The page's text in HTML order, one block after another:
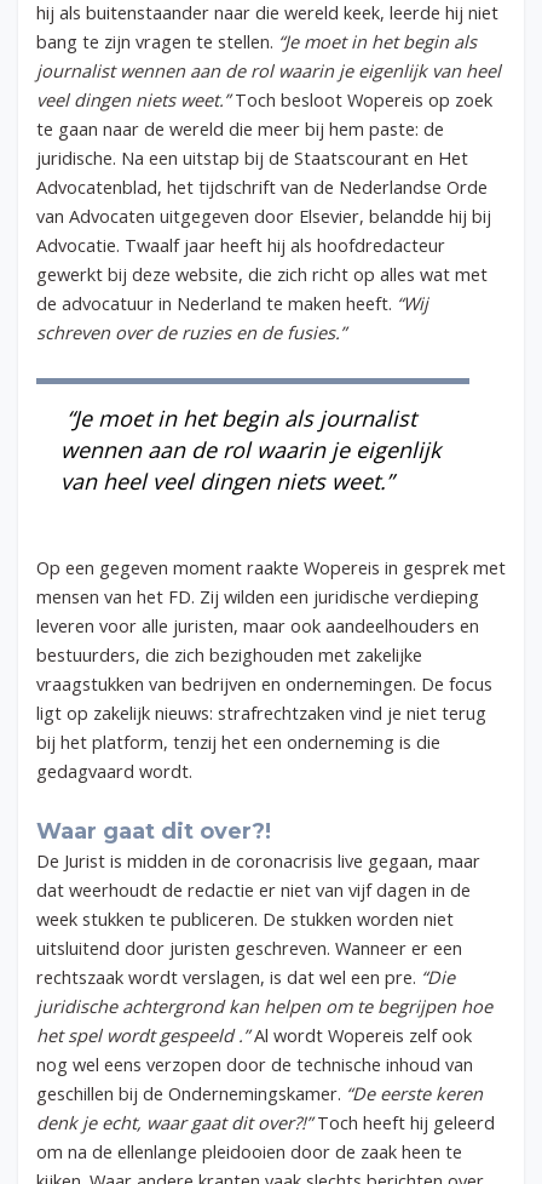
hij als buitenstaander naar die wereld keek, leerde hij niet
bang te zijn vragen te stellen. “Je moet in het begin als
journalist wennen aan de rol waarin je eigenlijk van heel
veel dingen niets weet.”Toch besloot Wopereis op zoek
te gaan naar de wereld die meer bij hem paste: de
juridische. Na een uitstap bij de Staatscourant en Het
Advocatenblad, het tijdschrift van de Nederlandse Orde
van Advocaten uitgegeven door Elsevier, belandde hij bij
Advocatie. Twaalf jaar heeft hij als hoofdredacteur
gewerkt bij deze website, die zich richt op alles wat met
de advocatuur in Nederland te maken heeft. “Wij
schreven over de ruzies en de fusies.”
“Je moet in het begin als journalist
wennen aan de rol waarin je eigenlijk
van heel veel dingen niets weet.”
Op een gegeven moment raakte Wopereis in gesprek met
mensen van het FD. Zij wilden een juridische verdieping
leveren voor alle juristen, maar ook aandeelhouders en
bestuurders, die zich bezighouden met zakelijke
vraagstukken van bedrijven en ondernemingen. De focus
ligt op zakelijk nieuws: strafrechtzaken vind je niet terug
bij het platform, tenzij het een onderneming is die
gedagvaard wordt.
Waar gaat dit over?!
De Jurist is midden in de coronacrisis live gegaan, maar
dat weerhoudt de redactie er niet van vijf dagen in de
week stukken te publiceren. De stukken worden niet
uitsluitend door juristen geschreven. Wanneer er een
rechtszaak wordt verslagen, is dat wel een pre. “Die
juridische achtergrond kan helpen om te begrijpen hoe
het spel wordt gespeeld .”Al wordt Wopereis zelf ook
nog wel eens verzopen door de technische inhoud van
geschillen bij de Ondernemingskamer. “De eerste keren
denk je echt, waar gaat dit over?!”Toch heeft hij geleerd
om na de ellenlange pleidooien door de zaak heen te